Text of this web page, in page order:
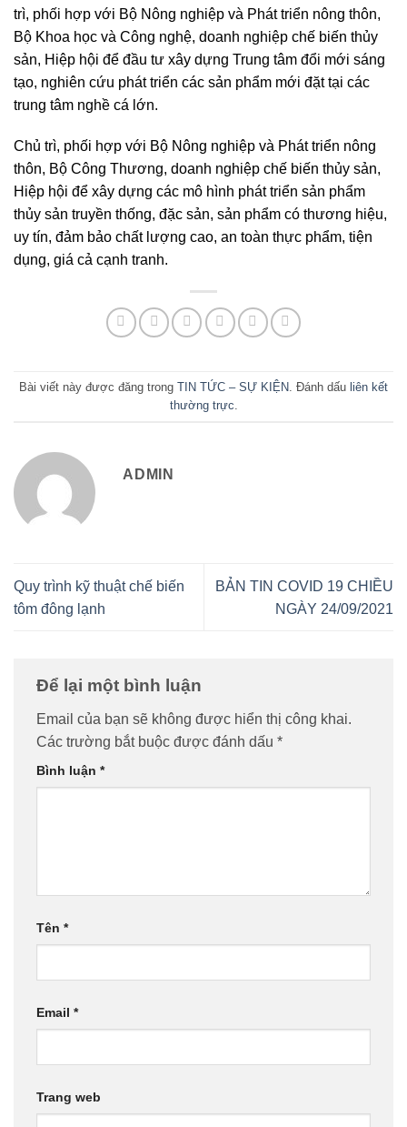
trì, phối hợp với Bộ Nông nghiệp và Phát triển nông thôn,
Bộ Khoa học và Công nghệ, doanh nghiệp chế biến thủy
sản, Hiệp hội để đầu tư xây dựng Trung tâm đổi mới sáng
tạo, nghiên cứu phát triển các sản phẩm mới đặt tại các
trung tâm nghề cá lớn.
Chủ trì, phối hợp với Bộ Nông nghiệp và Phát triển nông
thôn, Bộ Công Thương, doanh nghiệp chế biến thủy sản,
Hiệp hội để xây dựng các mô hình phát triển sản phẩm
thủy sản truyền thống, đặc sản, sản phẩm có thương hiệu,
uy tín, đảm bảo chất lượng cao, an toàn thực phẩm, tiện
dụng, giá cả cạnh tranh.
Bài viết này được đăng trong TIN TỨC – SỰ KIỆN . Đánh dấu liên kết
thường trực
ADMIN
Quy trình kỹ thuật chế biến
tôm đông lạnh
BẢN TIN COVID 19 CHIỀU
NGÀY 24/09/2021
Để lại một bình luận
Email của bạn sẽ không được hiển thị công khai.
Các trường bắt buộc được đánh dấu *
Bình luận *
Tên *
Email *
Trang web